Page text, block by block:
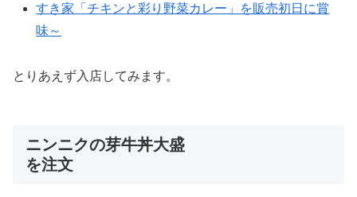
すき家「チキンと彩り野菜カレー」を販売初日に賞
味～
とりあえず入店してみます。
ニンニクの芽牛丼大盛
を注文